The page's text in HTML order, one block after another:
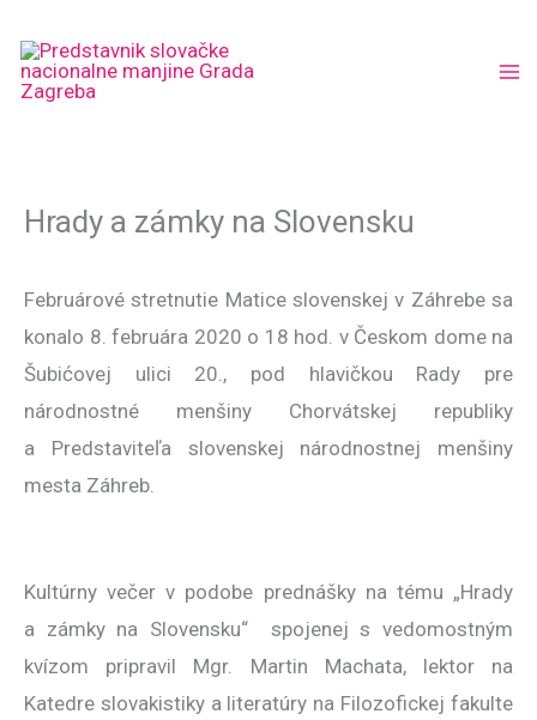
content
Hrady a zámky na Slovensku
Februárové stretnutie Matice slovenskej v Záhrebe sa
konalo 8. februára 2020 o 18 hod. v Českom dome na
Šubićovej ulici 20., pod hlavičkou Rady pre
národnostné menšiny Chorvátskej republiky
a Predstaviteľa slovenskej národnostnej menšiny
mesta Záhreb.
Kultúrny večer v podobe prednášky na tému „Hrady
a zámky na Slovensku“ spojenej s vedomostným
kvízom pripravil Mgr. Martin Machata, lektor na
Katedre slovakistiky a literatúry na Filozofickej fakulte